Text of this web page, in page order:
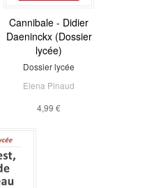
Cannibale - Didier
Daeninckx (Dossier
lycée)
Dossier lycée
Elena Pinaud
4,99 €